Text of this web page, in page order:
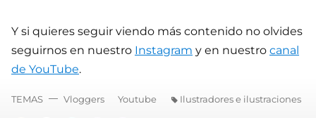
Y si quieres seguir viendo más contenido no olvides
seguirnos en nuestro Instagram y en nuestro canal
de YouTube.
TEMAS Vloggers Youtube Ilustradores e ilustraciones